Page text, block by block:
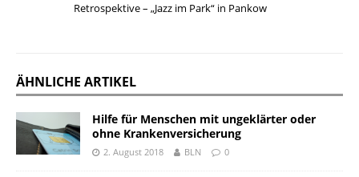
Retrospektive – „Jazz im Park“ in Pankow
ÄHNLICHE ARTIKEL
Hilfe für Menschen mit ungeklärter oder
ohne Krankenversicherung
2. August 2018 BLN 0